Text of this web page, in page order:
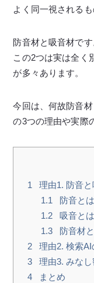
よく同一視される
防音材と吸音材です
この2つは実は全く
が多々あります。
今回は、何故防音
の3つの理由や実際
1
理由1. 防音
1.1
防音とは
1.2
吸音とは
1.3
防音材
2
理由2. 検索
3
理由3. みな
4
まとめ